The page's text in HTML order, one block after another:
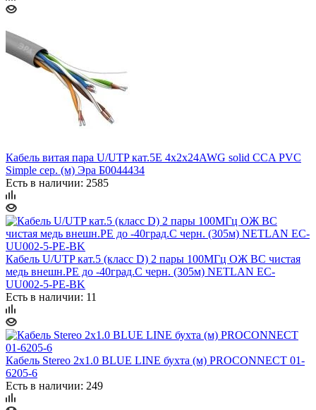
Кабель витая пара U/UTP кат.5E 4х2х24AWG solid CCA PVC
Simple сер. (м) Эра Б0044434
Есть в наличии: 2585
Кабель U/UTP кат.5 (класс D) 2 пары 100МГц ОЖ BC чистая
медь внешн.PE до -40град.C черн. (305м) NETLAN EC-
UU002-5-PE-BK
Есть в наличии: 11
Кабель Stereo 2х1.0 BLUE LINE бухта (м) PROCONNECT 01-
6205-6
Есть в наличии: 249